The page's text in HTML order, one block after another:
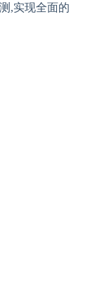
,实现全面的